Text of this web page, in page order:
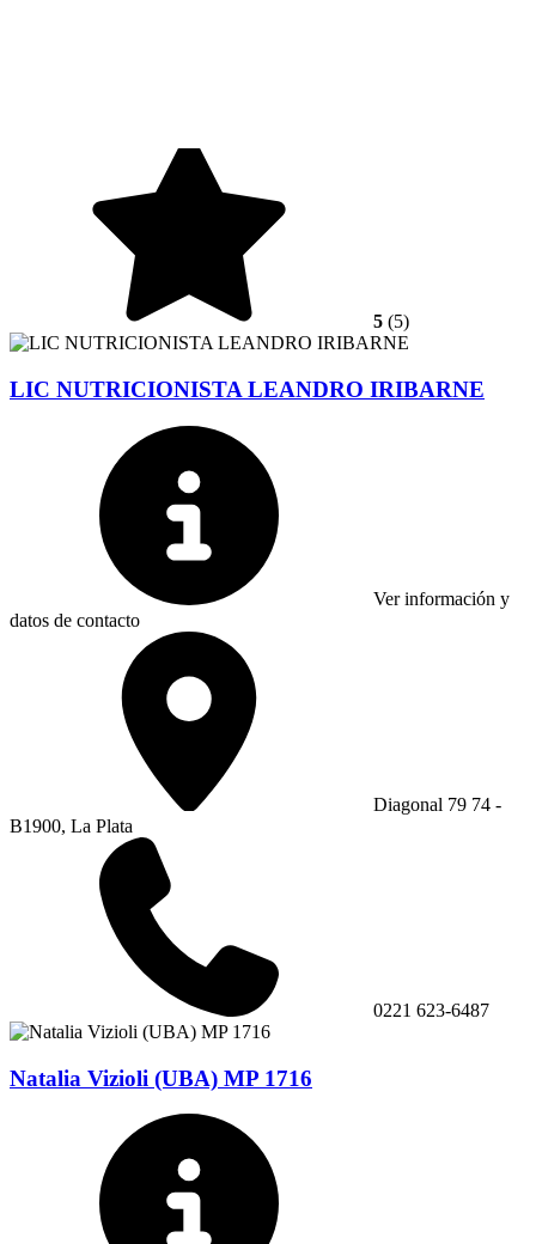
5 (5)
LIC NUTRICIONISTA LEANDRO IRIBARNE
Ver información y
datos de contacto
Diagonal 79 74 -
B1900, La Plata
0221 623-6487
Natalia Vizioli (UBA) MP 1716